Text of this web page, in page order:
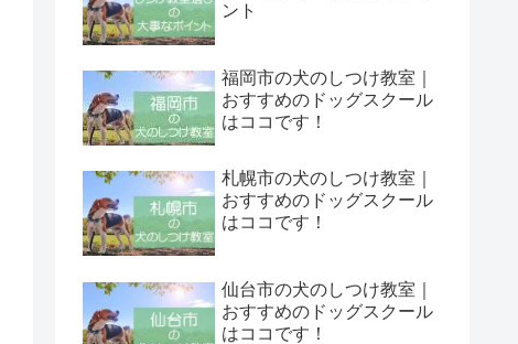
ント
福岡市の犬のしつけ教室｜
おすすめのドッグスクール
はココです！
札幌市の犬のしつけ教室｜
おすすめのドッグスクール
はココです！
仙台市の犬のしつけ教室｜
おすすめのドッグスクール
はココです！